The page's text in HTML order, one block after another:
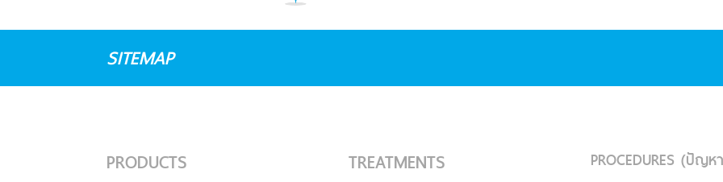
SITEMAP
PRODUCTS TREATMENTS
PROCEDURES (ปัญห